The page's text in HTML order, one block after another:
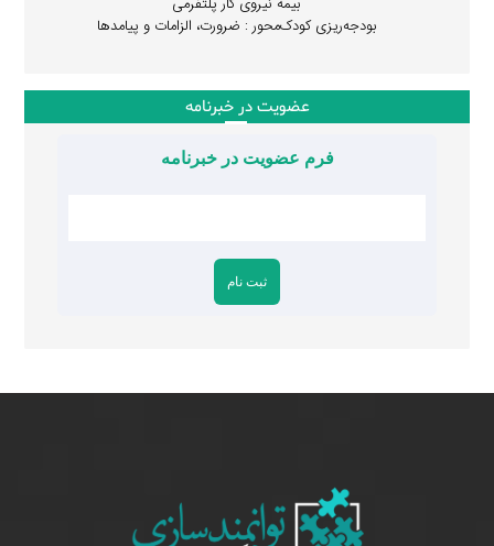
بودجه‌ریزی کودک‌محور : ضرورت، الزامات و پیامدها
عضویت در خبرنامه
فرم عضویت در خبرنامه